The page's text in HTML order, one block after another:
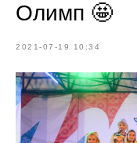
Олимп 🤩
2021-07-19 10:34